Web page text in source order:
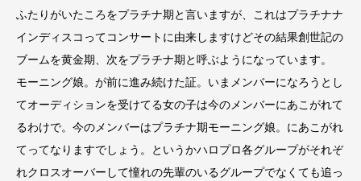
ふたりがいたころをプラチナ期と言いますが、これはプラチナナ
インディスコってコンサートに由来しますけどその結果創世記の
ブームを黄金期、次をプラチナ期と呼ぶようになっています。
モーニング娘。が前に進み続けた証。いまメンバーになろうとし
てオーディションを受けてる女の子は今のメンバーにあこがれて
るわけで。今のメンバーはプラチナ期モーニング娘。にあこがれ
てってなりますでしょう。というかハロプロ各グループがそれぞ
れクロスオーバーして憧れの先輩のいるグループでなくても追っ